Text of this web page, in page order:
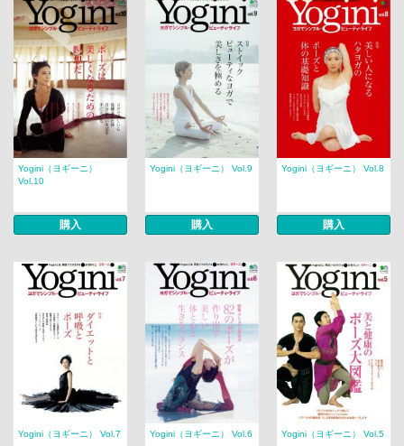
Yogini（ヨギーニ）
Vol.10
購入
Yogini（ヨギーニ） Vol.9
購入
Yogini（ヨギーニ） Vol.8
購入
Yogini（ヨギーニ） Vol.7 Yogini（ヨギーニ） Vol.6 Yogini（ヨギーニ） Vol.5